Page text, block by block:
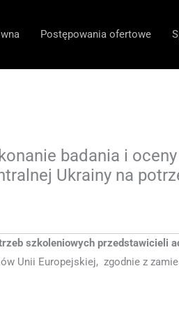
Postępowania ofertowe
badania i
Ukrainy na
szkoleniowych przedstawicieli
Unii Europejskiej, zgodnie z